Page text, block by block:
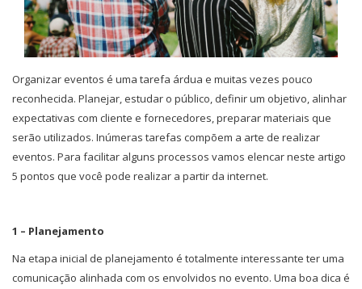
Organizar eventos é uma tarefa árdua e muitas vezes pouco
reconhecida. Planejar, estudar o público, definir um objetivo, alinhar
expectativas com cliente e fornecedores, preparar materiais que
serão utilizados. Inúmeras tarefas compõem a arte de realizar
eventos. Para facilitar alguns processos vamos elencar neste artigo
5 pontos que você pode realizar a partir da internet.
1 – Planejamento
Na etapa inicial de planejamento é totalmente interessante ter uma
comunicação alinhada com os envolvidos no evento. Uma boa dica é